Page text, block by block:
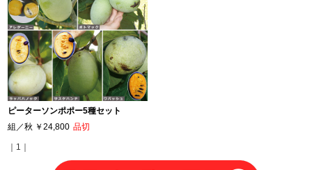
ピーターソンポポー5種セット
組／秋 ￥24,800 品切
｜1｜